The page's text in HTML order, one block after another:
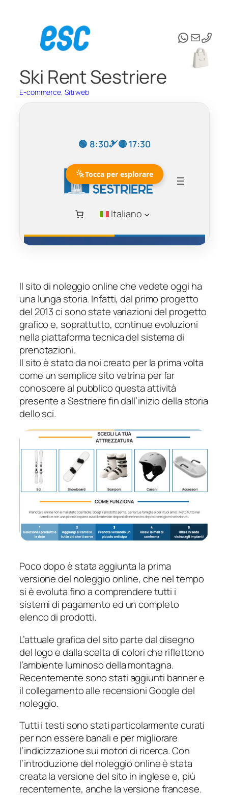
contenuto
Email
Ski Rent Sestriere
E-commerce, Siti web
Tocca per esplorare
Il sito di noleggio online che vedete oggi ha
una lunga storia. Infatti, dal primo progetto
del 2013 ci sono state variazioni del progetto
grafico e, soprattutto, continue evoluzioni
nella piattaforma tecnica del sistema di
prenotazioni.
Il sito è stato da noi creato per la prima volta
come un semplice sito vetrina per far
conoscere al pubblico questa attività
presente a Sestriere fin dall’inizio della storia
dello sci.
Poco dopo è stata aggiunta la prima
versione del noleggio online, che nel tempo
si è evoluta fino a comprendere tutti i
sistemi di pagamento ed un completo
elenco di prodotti.
L’attuale grafica del sito parte dal disegno
del logo e dalla scelta di colori che riflettono
l’ambiente luminoso della montagna.
Recentemente sono stati aggiunti banner e
il collegamento alle recensioni Google del
noleggio.
Tutti i testi sono stati particolarmente curati
per non essere banali e per migliorare
l’indicizzazione sui motori di ricerca. Con
l’introduzione del noleggio online è stata
creata la versione del sito in inglese e, più
recentemente, anche la versione francese.